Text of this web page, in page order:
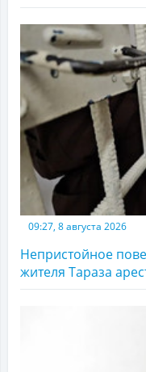
09:27, 8 августа 2026
Непристойное
жителя Тараза